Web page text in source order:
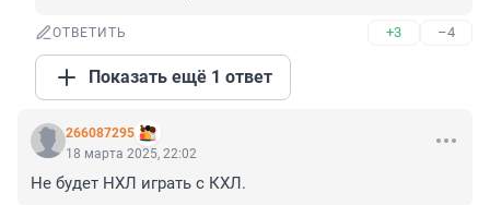
ОТВЕТИТЬ +3 –4
Показать ещё 1 ответ
266087295
18 марта 2025, 22:02
Не будет НХЛ играть с КХЛ.